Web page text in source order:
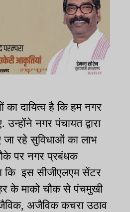
का दायित्व है कि हम नगर
नगर पंचायत द्वारा
जा रहे सुविधाओं का लाभ
पर नगर प्रबंधक
कि इस सीजीएलएम सेंटर
के माको चौक से पंचमुखी
अजैविक कचरा उठाव